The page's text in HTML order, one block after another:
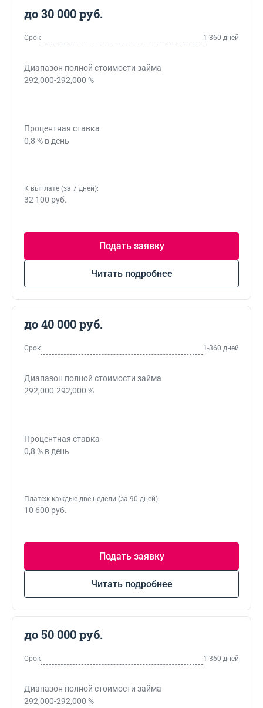
до 30 000 руб.
Срок 1-360 дней
Диапазон полной стоимости займа
292,000-292,000 %
Процентная ставка
0,8 % в день
К выплате (за 7 дней):
32 100 руб.
Подать заявку
Читать подробнее
до 40 000 руб.
Срок 1-360 дней
Диапазон полной стоимости займа
292,000-292,000 %
Процентная ставка
0,8 % в день
Платеж каждые две недели (за 90 дней):
10 600 руб.
Подать заявку
Читать подробнее
до 50 000 руб.
Срок 1-360 дней
Диапазон полной стоимости займа
292,000-292,000 %